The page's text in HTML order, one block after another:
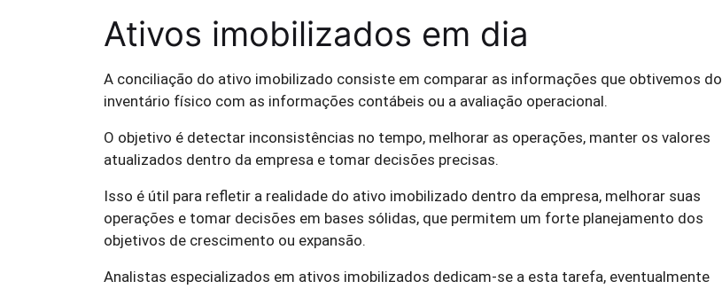
Ativos imobilizados em dia
A conciliação do ativo imobilizado consiste em comparar as informações que obtivemos do
inventário físico com as informações contábeis ou a avaliação operacional.
O objetivo é detectar inconsistências no tempo, melhorar as operações, manter os valores
atualizados dentro da empresa e tomar decisões precisas.
Isso é útil para refletir a realidade do ativo imobilizado dentro da empresa, melhorar suas
operações e tomar decisões em bases sólidas, que permitem um forte planejamento dos
objetivos de crescimento ou expansão.
Analistas especializados em ativos imobilizados dedicam-se a esta tarefa, eventualmente